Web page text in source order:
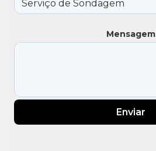
Mensagem
Enviar